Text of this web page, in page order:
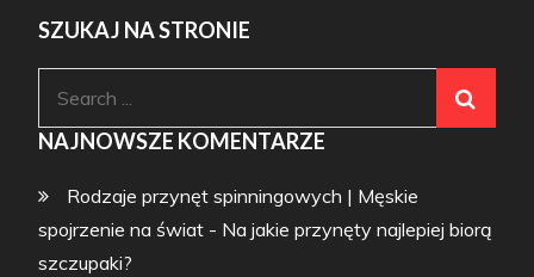
SZUKAJ NA STRONIE
NAJNOWSZE KOMENTARZE
Rodzaje przynęt spinningowych | Męskie
spojrzenie na świat - Na jakie przynęty najlepiej biorą
szczupaki?